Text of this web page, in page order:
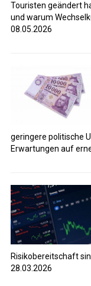
Touristen geändert
und warum
08.05.2026
geringere politische
Erwartungen auf
Risikobereitschaft
28.03.2026